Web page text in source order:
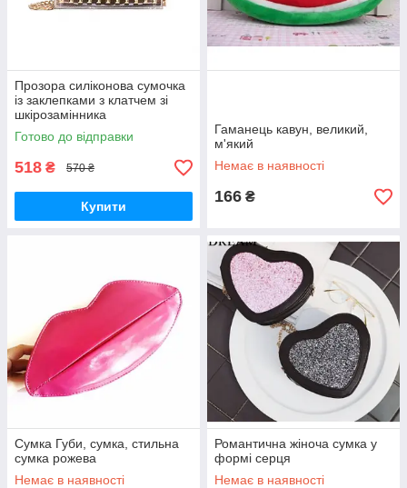
Прозора силіконова сумочка
із заклепками з клатчем зі
шкірозамінника
Готово до відправки
518 ₴ 570 ₴
Купити
Гаманець кавун, великий,
м'який
Немає в наявності
166 ₴
Сумка Губи, сумка, стильна
сумка рожева
Немає в наявності
Романтична жіноча сумка у
формі серця
Немає в наявності